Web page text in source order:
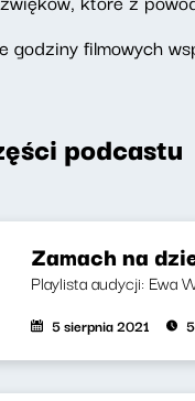
godziny filmowych
podcastu
Zamach na
Playlista audycji: Ewa
5 sierpnia 2021